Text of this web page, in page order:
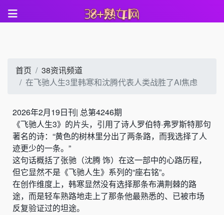
首页
38资讯频道
在飞驰人生3里韩寒和沈腾代表人类战胜了AI焦虑
2026年2月19日刊| 总第4246期
《飞驰人生3》的片头，引用了诗人罗伯特·弗罗斯特那句
著名的诗：“黄色的树林里分出了两条路，而我选择了人
迹更少的一条。”
这句话概括了张驰（沈腾 饰）在这一部中的心路历程，
但它显然不是《飞驰人生》系列的“座右铭”。
在创作维度上，韩寒显然没有选择那条布满荆棘的路
途，而是轻车熟路地走上了那条他最熟悉的、已被市场
反复验证过的坦途。